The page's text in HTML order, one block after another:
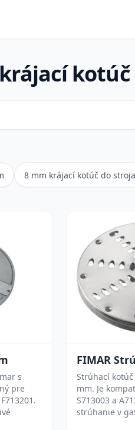
8 mm krájací kotúč do stroja
s
pre
FIMAR
Strúhací
mm. Je
S713003 a
strúhanie v